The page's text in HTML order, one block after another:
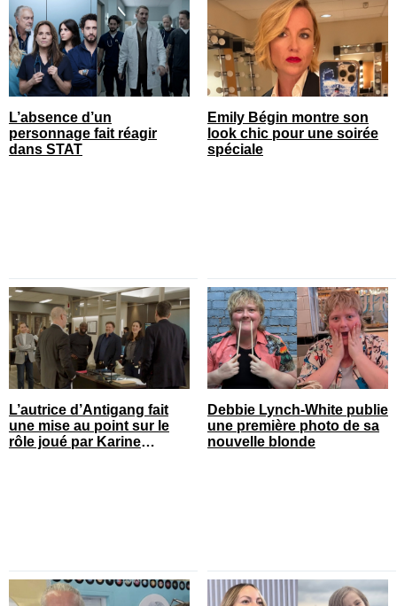
L’absence d’un
personnage fait réagir
dans STAT
Emily Bégin montre son
look chic pour une soirée
spéciale
L’autrice d’Antigang fait
une mise au point sur le
rôle joué par Karine
Debbie Lynch-White publie
une première photo de sa
nouvelle blonde